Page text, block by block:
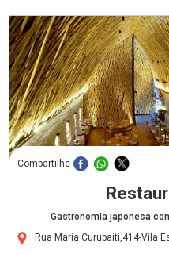
Compartilhe
Gastronomia japonesa
Rua Maria Curupaiti,414-Vila